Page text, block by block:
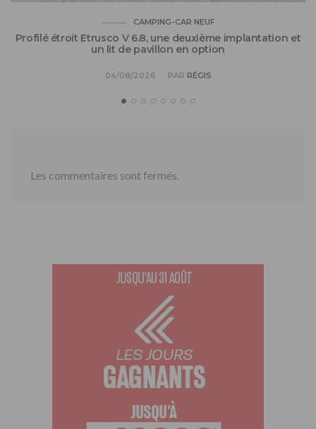
CAMPING-CAR NEUF
Profilé étroit Etrusco V 6.8, une deuxième implantation et
un lit de pavillon en option
04/08/2026 PAR RÉGIS
Les commentaires sont fermés.